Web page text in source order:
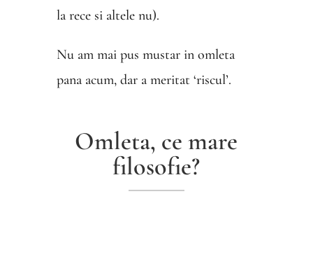
la rece si altele nu).
Nu am mai pus mustar in omleta
pana acum, dar a meritat ‘riscul’.
Omleta, ce mare
filosofie?